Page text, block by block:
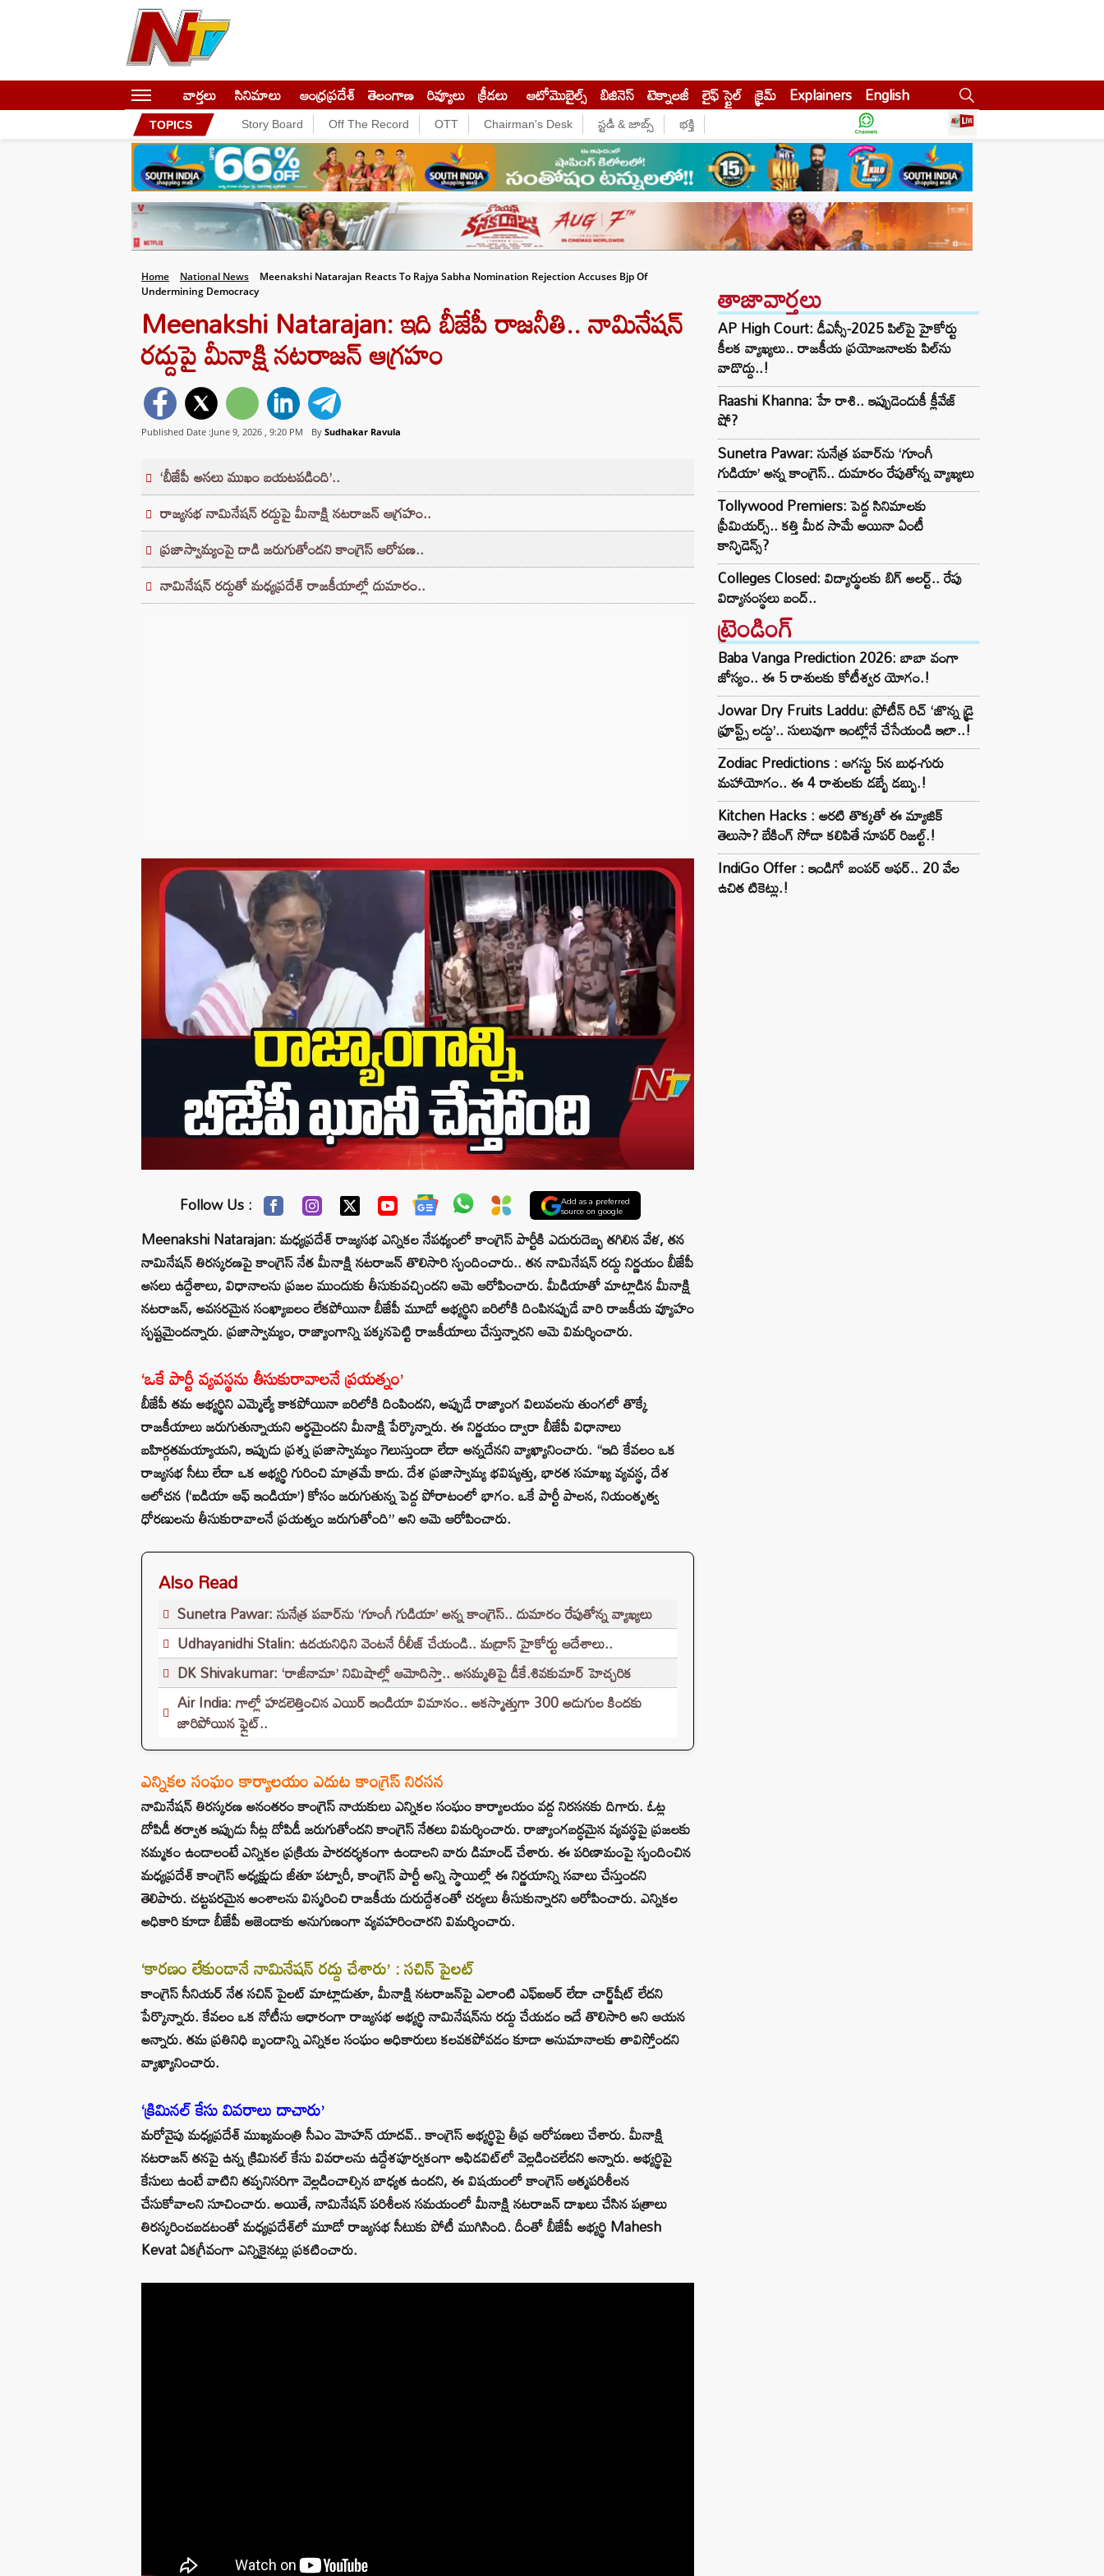
వార్తలు సినిమాలు ఆంధ్రప్రదేశ్ తెలంగాణ రివ్యూలు క్రీడలు ఆటోమొబైల్స్ బిజినెస్‌ టెక్నాలజీ లైఫ్ స్టైల్ క్రైమ్ Explainers English
TOPICS Story Board Off The Record OTT Chairman's Desk స్టడీ & జాబ్స్ భక్తి
Home National News
Meenakshi Natarajan Reacts To Rajya Sabha Nomination Rejection Accuses Bjp Of
Undermining Democracy
Meenakshi Natarajan: ఇది బీజేపీ రాజనీతి.. నామినేషన్
రద్దుపై మీనాక్షి నటరాజన్ ఆగ్రహం
Published Date :June 9, 2026 , 9:20 PM By Sudhakar Ravula
‘బీజేపీ అసలు ముఖం బయటపడింది’..
రాజ్యసభ నామినేషన్ రద్దుపై మీనాక్షి నటరాజన్ ఆగ్రహం..
ప్రజాస్వామ్యంపై దాడి జరుగుతోందని కాంగ్రెస్ ఆరోపణ..
నామినేషన్ రద్దుతో మధ్యప్రదేశ్ రాజకీయాల్లో దుమారం..
Follow Us : Add as a preferred
source on google
Meenakshi Natarajan: మధ్యప్రదేశ్ రాజ్యసభ ఎన్నికల నేపథ్యంలో కాంగ్రెస్ పార్టీకి ఎదురుదెబ్బ తగిలిన వేళ, తన
నామినేషన్ తిరస్కరణపై కాంగ్రెస్ నేత మీనాక్షి నటరాజన్‌ తొలిసారి స్పందించారు.. తన నామినేషన్ రద్దు నిర్ణయం బీజేపీ
అసలు ఉద్దేశాలు, విధానాలను ప్రజల ముందుకు తీసుకువచ్చిందని ఆమె ఆరోపించారు. మీడియాతో మాట్లాడిన మీనాక్షి
నటరాజన్, అవసరమైన సంఖ్యాబలం లేకపోయినా బీజేపీ మూడో అభ్యర్థిని బరిలోకి దింపినప్పుడే వారి రాజకీయ వ్యూహం
స్పష్టమైందన్నారు. ప్రజాస్వామ్యం, రాజ్యాంగాన్ని పక్కనపెట్టి రాజకీయాలు చేస్తున్నారని ఆమె విమర్శించారు.
‘ఒకే పార్టీ వ్యవస్థను తీసుకురావాలనే ప్రయత్నం’
బీజేపీ తమ అభ్యర్థిని ఎమ్మెల్యే కాకపోయినా బరిలోకి దింపిందని, అప్పుడే రాజ్యాంగ విలువలను తుంగలో తొక్కే
రాజకీయాలు జరుగుతున్నాయని అర్థమైందని మీనాక్షి పేర్కొన్నారు. ఈ నిర్ణయం ద్వారా బీజేపీ విధానాలు
బహిర్గతమయ్యాయని, ఇప్పుడు ప్రశ్న ప్రజాస్వామ్యం గెలుస్తుందా లేదా అన్నదేనని వ్యాఖ్యానించారు. “ఇది కేవలం ఒక
రాజ్యసభ సీటు లేదా ఒక అభ్యర్థి గురించి మాత్రమే కాదు. దేశ ప్రజాస్వామ్య భవిష్యత్తు, భారత సమాఖ్య వ్యవస్థ, దేశ
ఆలోచన (‘ఐడియా ఆఫ్ ఇండియా’) కోసం జరుగుతున్న పెద్ద పోరాటంలో భాగం. ఒకే పార్టీ పాలన, నియంతృత్వ
ధోరణులను తీసుకురావాలనే ప్రయత్నం జరుగుతోంది” అని ఆమె ఆరోపించారు.
Also Read
Sunetra Pawar: సునేత్ర పవార్‌‌ను ‘గూంగీ గుడియా’ అన్న కాంగ్రెస్.. దుమారం రేపుతోన్న వ్యాఖ్యలు
Udhayanidhi Stalin: ఉదయనిధిని వెంటనే రీలీజ్ చేయండి.. మద్రాస్ హైకోర్టు ఆదేశాలు..
DK Shivakumar: ‘రాజీనామా’ నిమిషాల్లో ఆమోదిస్తా.. అసమ్మతిపై డీకే.శివకుమార్ హెచ్చరిక
Air India: గాల్లో హడలెత్తించిన ఎయిర్ ఇండియా విమానం.. అకస్మాత్తుగా 300 అడుగుల కిందకు
జారిపోయిన ఫ్లైట్..
ఎన్నికల సంఘం కార్యాలయం ఎదుట కాంగ్రెస్ నిరసన
నామినేషన్ తిరస్కరణ అనంతరం కాంగ్రెస్ నాయకులు ఎన్నికల సంఘం కార్యాలయం వద్ద నిరసనకు దిగారు. ఓట్ల
దోపిడీ తర్వాత ఇప్పుడు సీట్ల దోపిడీ జరుగుతోందని కాంగ్రెస్ నేతలు విమర్శించారు. రాజ్యాంగబద్ధమైన వ్యవస్థపై ప్రజలకు
నమ్మకం ఉండాలంటే ఎన్నికల ప్రక్రియ పారదర్శకంగా ఉండాలని వారు డిమాండ్ చేశారు. ఈ పరిణామంపై స్పందించిన
మధ్యప్రదేశ్ కాంగ్రెస్ అధ్యక్షుడు జీతూ పట్వారీ, కాంగ్రెస్ పార్టీ అన్ని స్థాయిల్లో ఈ నిర్ణయాన్ని సవాలు చేస్తుందని
తెలిపారు. చట్టపరమైన అంశాలను విస్మరించి రాజకీయ దురుద్దేశంతో చర్యలు తీసుకున్నారని ఆరోపించారు. ఎన్నికల
అధికారి కూడా బీజేపీ అజెండాకు అనుగుణంగా వ్యవహరించారని విమర్శించారు.
‘కారణం లేకుండానే నామినేషన్ రద్దు చేశారు’ : సచిన్ పైలట్
కాంగ్రెస్ సీనియర్ నేత సచిన్‌ పైలట్‌ మాట్లాడుతూ, మీనాక్షి నటరాజన్‌పై ఎలాంటి ఎఫ్‌ఐఆర్ లేదా చార్జ్‌షీట్ లేదని
పేర్కొన్నారు. కేవలం ఒక నోటీసు ఆధారంగా రాజ్యసభ అభ్యర్థి నామినేషన్‌ను రద్దు చేయడం ఇదే తొలిసారి అని ఆయన
అన్నారు. తమ ప్రతినిధి బృందాన్ని ఎన్నికల సంఘం అధికారులు కలవకపోవడం కూడా అనుమానాలకు తావిస్తోందని
వ్యాఖ్యానించారు.
‘క్రిమినల్ కేసు వివరాలు దాచారు’
మరోవైపు మధ్యప్రదేశ్ ముఖ్యమంత్రి సీఎం మోహన్ యాదవ్.. కాంగ్రెస్ అభ్యర్థిపై తీవ్ర ఆరోపణలు చేశారు. మీనాక్షి
నటరాజన్ తనపై ఉన్న క్రిమినల్ కేసు వివరాలను ఉద్దేశపూర్వకంగా అఫిడవిట్‌లో వెల్లడించలేదని అన్నారు. అభ్యర్థిపై
కేసులు ఉంటే వాటిని తప్పనిసరిగా వెల్లడించాల్సిన బాధ్యత ఉందని, ఈ విషయంలో కాంగ్రెస్ ఆత్మపరిశీలన
చేసుకోవాలని సూచించారు. అయితే, నామినేషన్ పరిశీలన సమయంలో మీనాక్షి నటరాజన్ దాఖలు చేసిన పత్రాలు
తిరస్కరించబడటంతో మధ్యప్రదేశ్‌లో మూడో రాజ్యసభ సీటుకు పోటీ ముగిసింది. దీంతో బీజేపీ అభ్యర్థి Mahesh
Kevat ఏకగ్రీవంగా ఎన్నికైనట్లు ప్రకటించారు.
తాజావార్తలు
AP High Court: డీఎస్సీ-2025 పిల్‌పై హైకోర్టు
కీలక వ్యాఖ్యలు.. రాజకీయ ప్రయోజనాలకు పిల్‌ను
వాడొద్దు..!
Raashi Khanna: హే రాశి.. ఇప్పుడెందుకీ క్లీవేజ్
షో?
Sunetra Pawar: సునేత్ర పవార్‌‌ను ‘గూంగీ
గుడియా’ అన్న కాంగ్రెస్.. దుమారం రేపుతోన్న వ్యాఖ్యలు
Tollywood Premiers: పెద్ద సినిమాలకు
ప్రీమియర్స్.. కత్తి మీద సామే అయినా ఏంటీ
కాన్ఫిడెన్స్?
Colleges Closed: విద్యార్థులకు బిగ్ అలర్ట్.. రేపు
విద్యాసంస్థలు బంద్..
ట్రెండింగ్‌
Baba Vanga Prediction 2026: బాబా వంగా
జోస్యం.. ఈ 5 రాశులకు కోటీశ్వర యోగం.!
Jowar Dry Fruits Laddu: ప్రోటీన్ రిచ్ ‘జొన్న డ్రై
ఫ్రూప్ట్స్ లడ్డు’.. సులువుగా ఇంట్లోనే చేసేయండి ఇలా..!
Zodiac Predictions : ఆగస్టు 5న బుధ-గురు
మహాయోగం.. ఈ 4 రాశులకు డబ్బే డబ్బు.!
Kitchen Hacks : అరటి తొక్కతో ఈ మ్యాజిక్
తెలుసా? బేకింగ్ సోడా కలిపితే సూపర్ రిజల్ట్.!
IndiGo Offer : ఇండిగో బంపర్ ఆఫర్.. 20 వేల
ఉచిత టికెట్లు.!